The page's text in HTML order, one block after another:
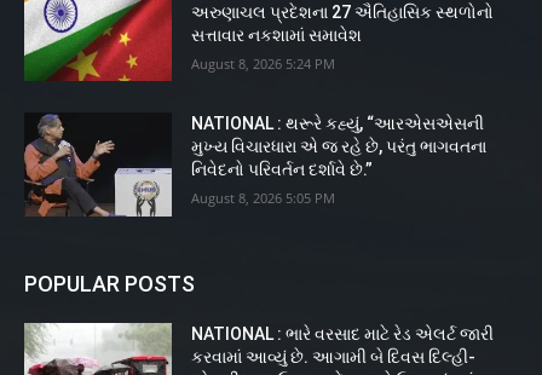
અરુણાચલ પ્રદેશના 27 ઐતિહાસિક સ્થળોનો
સત્તાવાર નકશામાં સમાવેશ
August 8, 2026 5:24 PM
NATIONAL : થરૂરે કહ્યું, “આરએસએસની
મુખ્ય વિચારધારા એ જ રહે છે, પરંતુ ભાગવતના
નિવેદનો પરિવર્તન દર્શાવે છે.”
August 8, 2026 5:05 PM
POPULAR POSTS
NATIONAL : ભારે વરસાદ માટે રેડ એલર્ટ જારી
કરવામાં આવ્યું છે. આગામી બે દિવસ દિલ્હી-